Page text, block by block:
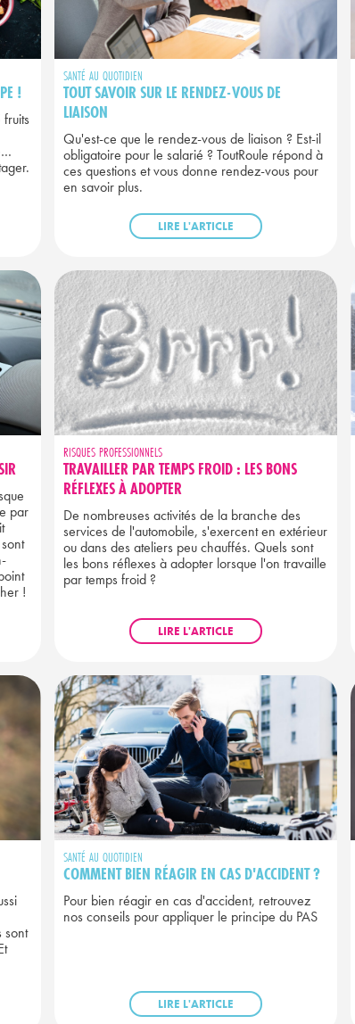
!
SANTÉ AU QUOTIDIEN
TOUT SAVOIR SUR LE RENDEZ-VOUS DE
LIAISON
Qu'est-ce que le rendez-vous de liaison ? Est-il
obligatoire pour le salarié ? ToutRoule répond à
ces questions et vous donne rendez-vous pour
en savoir plus.
LIRE L'ARTICLE
par
!
RISQUES PROFESSIONNELS
TRAVAILLER PAR TEMPS FROID : LES BONS
RÉFLEXES À ADOPTER
De nombreuses activités de la branche des
services de l'automobile, s'exercent en extérieur
ou dans des ateliers peu chauffés. Quels sont
les bons réflexes à adopter lorsque l'on travaille
par temps froid ?
LIRE L'ARTICLE
sont
SANTÉ AU QUOTIDIEN
COMMENT BIEN RÉAGIR EN CAS D'ACCIDENT ?
Pour bien réagir en cas d'accident, retrouvez
nos conseils pour appliquer le principe du PAS
LIRE L'ARTICLE